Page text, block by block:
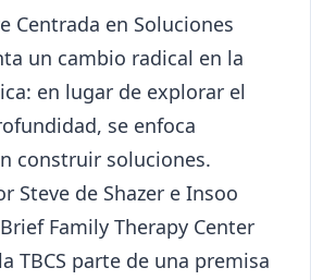
Centrada en Soluciones
un cambio radical en la
en lugar de explorar el
se enfoca
construir soluciones.
Steve de Shazer e Insoo
Family Therapy Center
TBCS parte de una premisa